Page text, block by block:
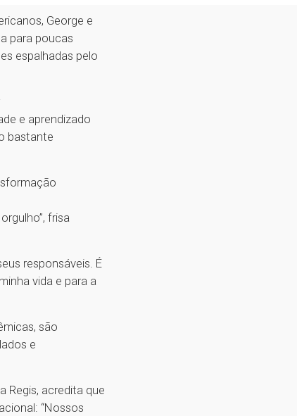
George e
para poucas
espalhadas pelo
e aprendizado
bastante
frisa
responsáveis. É
vida e para a
são
e
Regis, acredita que
“Nossos